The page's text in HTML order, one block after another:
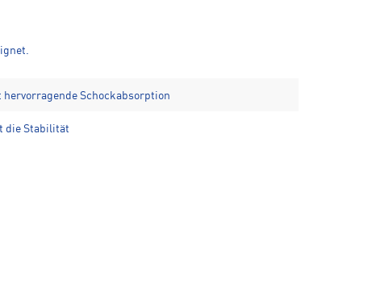
hervorragende Schockabsorption
die Stabilität